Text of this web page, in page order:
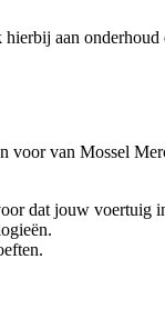
aan onderhoud
voor van Mossel
dat jouw voertuig